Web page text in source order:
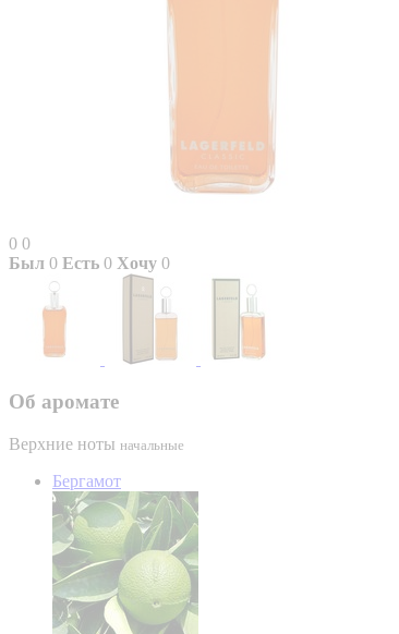
0 0
Был 0 Есть 0 Хочу 0
Об аромате
Верхние ноты начальные
Бергамот